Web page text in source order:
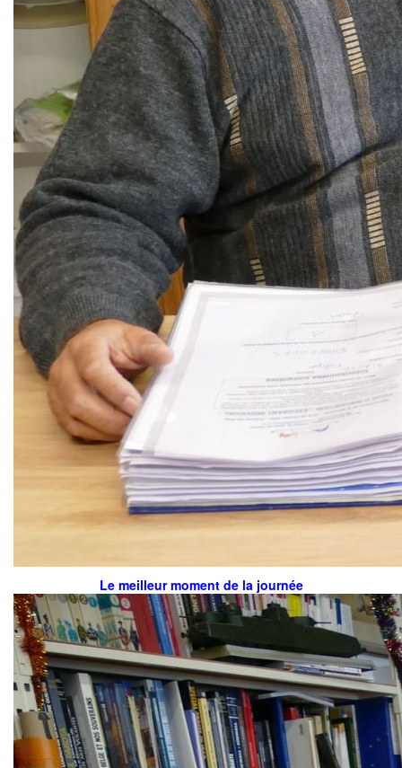
Le meilleur moment de la journée